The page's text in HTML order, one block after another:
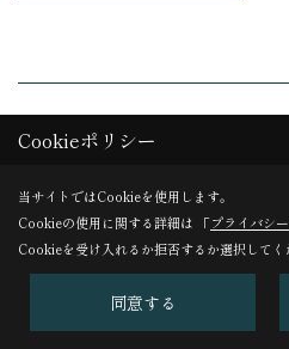
よくあるご質問
Q1 子供と一緒に参加でき
もちろんご参加いただけます。
木のおもちゃ等もご用意して
Cookieポリシー
当サイトではCookieを使用します。
Cookieの使用に関する詳細は 「プライバシ
Cookieを受け入れるか拒否するか選択してく
同意する